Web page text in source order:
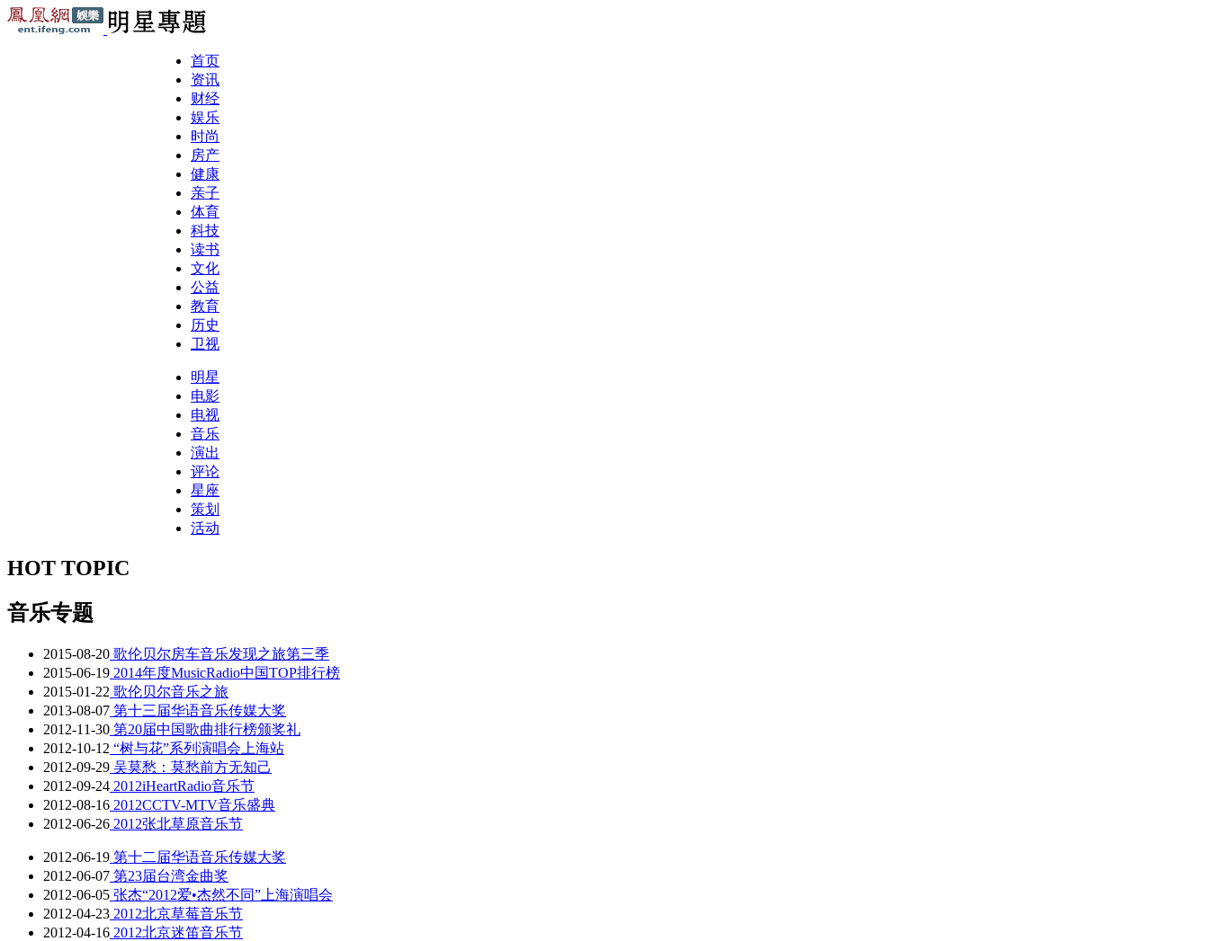
首页
资讯
财经
娱乐
时尚
房产
健康
亲子
体育
科技
读书
文化
公益
教育
历史
卫视
明星
电影
电视
音乐
演出
评论
星座
策划
活动
HOT TOPIC
音乐专题
2015-08-20 歌伦贝尔房车音乐发现之旅第三季
2015-06-19 2014年度MusicRadio中国TOP排行榜
2015-01-22 歌伦贝尔音乐之旅
2013-08-07 第十三届华语音乐传媒大奖
2012-11-30 第20届中国歌曲排行榜颁奖礼
2012-10-12 “树与花”系列演唱会上海站
2012-09-29 吴莫愁：莫愁前方无知己
2012-09-24 2012iHeartRadio音乐节
2012-08-16 2012CCTV-MTV音乐盛典
2012-06-26 2012张北草原音乐节
2012-06-19 第十二届华语音乐传媒大奖
2012-06-07 第23届台湾金曲奖
2012-06-05 张杰“2012爱•杰然不同”上海演唱会
2012-04-23 2012北京草莓音乐节
2012-04-16 2012北京迷笛音乐节